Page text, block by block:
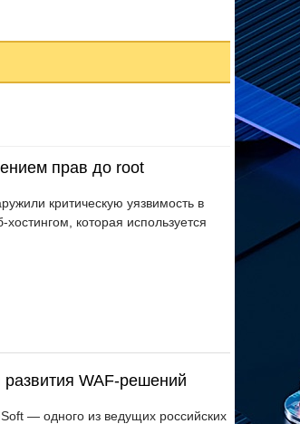
прав до root
критическую уязвимость в
которая используется
WAF-решений
— одного из ведущих российских